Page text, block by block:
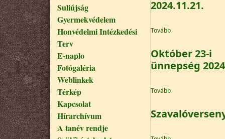
Suliújság
Gyermekvédelem
Honvédelmi Intézkedési
Terv
E-naplo
Fotógaléria
Weblinkek
Térkép
Kapcsolat
Hírarchívum
A tanév rendje
2024.11.21.
Tovább
Október 23-i
ünnepség
Tovább